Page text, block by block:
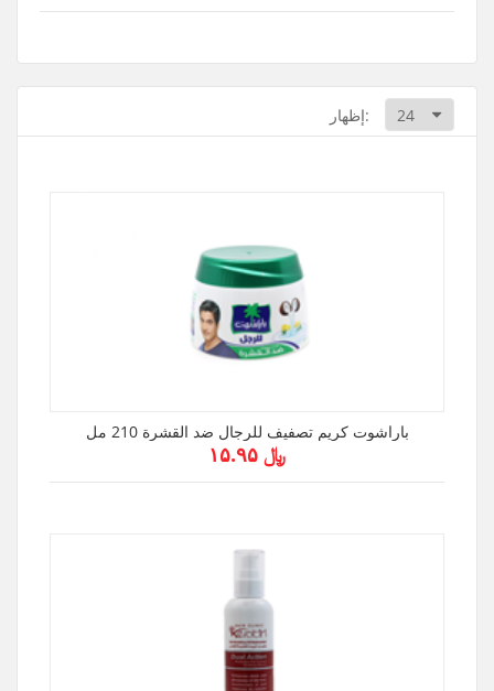
إظهار:
باراشوت كريم تصفيف للرجال ضد القشرة 210 مل
﷼ ۱۵.۹۵